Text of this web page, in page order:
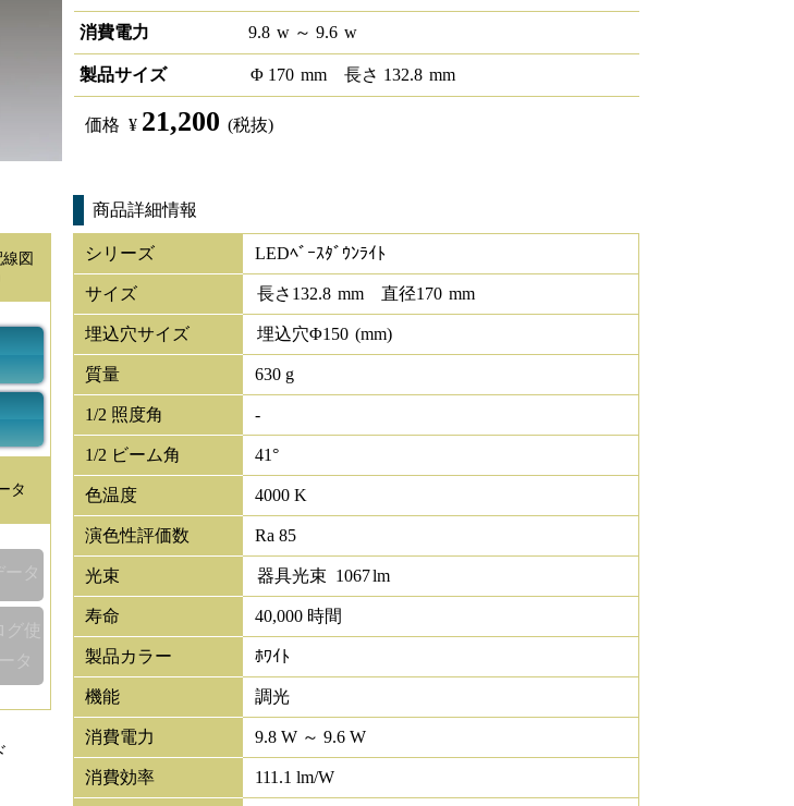
消費電力 9.8 w ～ 9.6 w
製品サイズ Φ 170 mm 長さ 132.8 mm
価格 ¥ 21,200 (税抜)
図
タ
ータ
グ使
タ
商品詳細情報
シリーズ LEDﾍﾞｰｽﾀﾞｳﾝﾗｲﾄ
サイズ 長さ 132.8 mm 直径170 mm
埋込穴サイズ 埋込穴Φ150 (mm)
質量 630 g
1/2 照度角 -
1/2 ビーム角 41°
色温度 4000 K
演色性評価数 Ra 85
光束 器具光束 1067lm
寿命 40,000 時間
製品カラー ﾎﾜｲﾄ
機能 調光
消費電力 9.8 W ～ 9.6 W
消費効率 111.1 lm/W